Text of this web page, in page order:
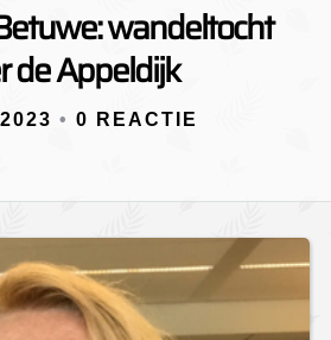
wandeltocht
de Appeldijk
• 0 REACTIE